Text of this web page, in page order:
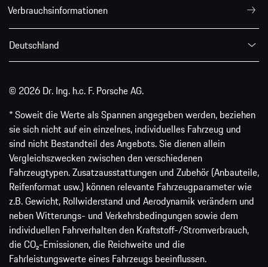
Verbrauchsinformationen
Deutschland
© 2026 Dr. Ing. h.c. F. Porsche AG.
* Soweit die Werte als Spannen angegeben werden, beziehen
sie sich nicht auf ein einzelnes, individuelles Fahrzeug und
sind nicht Bestandteil des Angebots. Sie dienen allein
Vergleichszwecken zwischen den verschiedenen
Fahrzeugtypen. Zusatzausstattungen und Zubehör (Anbauteile,
Reifenformat usw.) können relevante Fahrzeugparameter wie
z.B. Gewicht, Rollwiderstand und Aerodynamik verändern und
neben Witterungs- und Verkehrsbedingungen sowie dem
individuellen Fahrverhalten den Kraftstoff-/Stromverbrauch,
die CO₂-Emissionen, die Reichweite und die
Fahrleistungswerte eines Fahrzeugs beeinflussen.